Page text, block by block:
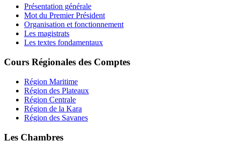
Présentation générale
Mot du Premier Président
Organisation et fonctionnement
Les magistrats
Les textes fondamentaux
Cours Régionales des Comptes
Région Maritime
Région des Plateaux
Région Centrale
Région de la Kara
Région des Savanes
Les Chambres